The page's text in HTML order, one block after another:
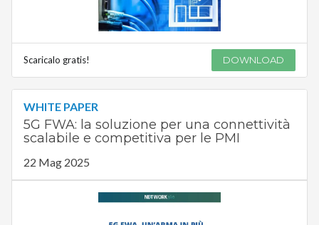
Scaricalo gratis! DOWNLOAD
WHITE PAPER
5G FWA: la soluzione per una connettività
scalabile e competitiva per le PMI
22 Mag 2025